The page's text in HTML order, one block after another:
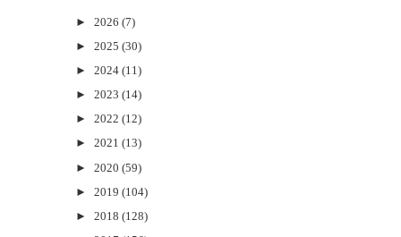
► 2026 (7)
► 2025 (30)
► 2024 (11)
► 2023 (14)
► 2022 (12)
► 2021 (13)
► 2020 (59)
► 2019 (104)
► 2018 (128)